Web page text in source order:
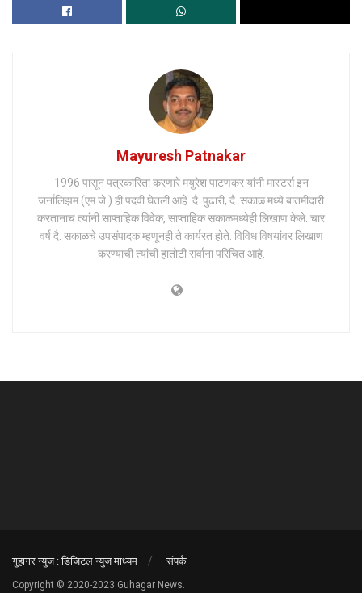
Mayuresh Patnakar
1996 पासून पत्रकारिता करणारे मयुरेश पाटणकर यांनी मास्टर्स इन
जर्नालिझम (एम.जे.) ही पदवी घेतली आहे. दै. पुढारी, दै. सकाळ मध्ये बातमीदारी
करतानाच त्यांनी साप्ताहिक विवेक, साप्ताहिक सकाळमध्येही लिखाण केले. चार
वर्ष दै. सकाळचे उपसंपादक म्हणूनही ते कार्यरत होते. विविध विषयांवर लिखाण
करण्याची त्यांची हातोटी सर्वांना परिचित आहे.
गुहागर न्युज : डिजिटल न्युज माध्यम संपर्क
Copyright © 2020-2023 Guhagar News.